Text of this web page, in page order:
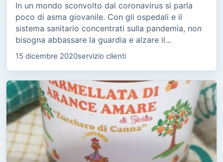
In un mondo sconvolto dal coronavirus si parla
poco di asma giovanile. Con gli ospedali e il
sistema sanitario concentrati sulla pandemia, non
bisogna abbassare la guardia e alzare il...
15 dicembre 2020servizio clienti